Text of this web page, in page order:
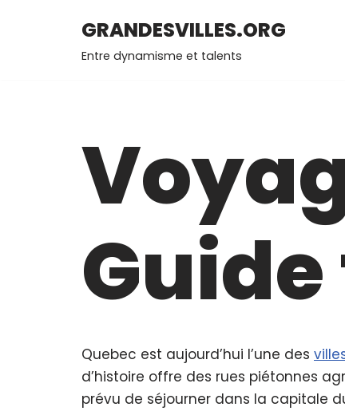
GRANDESVILLES.ORG
Entre dynamisme et talents
Quebec est aujourd’hui l’une des
d’histoire offre des rues piétonnes
prévu de séjourner dans la capitale